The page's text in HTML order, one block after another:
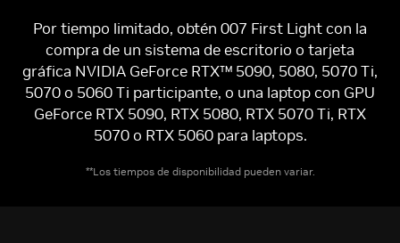
Por tiempo limitado, obtén 007 First Light con la
compra de un sistema de escritorio o tarjeta
gráfica NVIDIA GeForce RTX™ 5090, 5080, 5070 Ti,
5070 o 5060 Ti participante, o una laptop con GPU
GeForce RTX 5090, RTX 5080, RTX 5070 Ti, RTX
5070 o RTX 5060 para laptops.
**Los tiempos de disponibilidad pueden variar.